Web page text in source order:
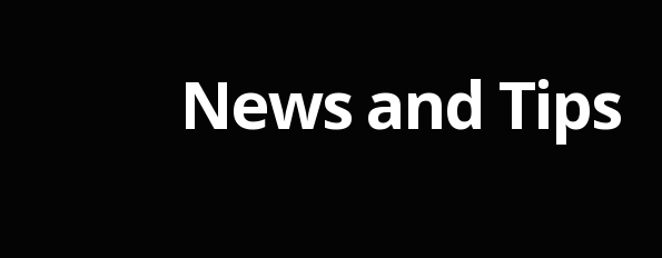
News and Tips